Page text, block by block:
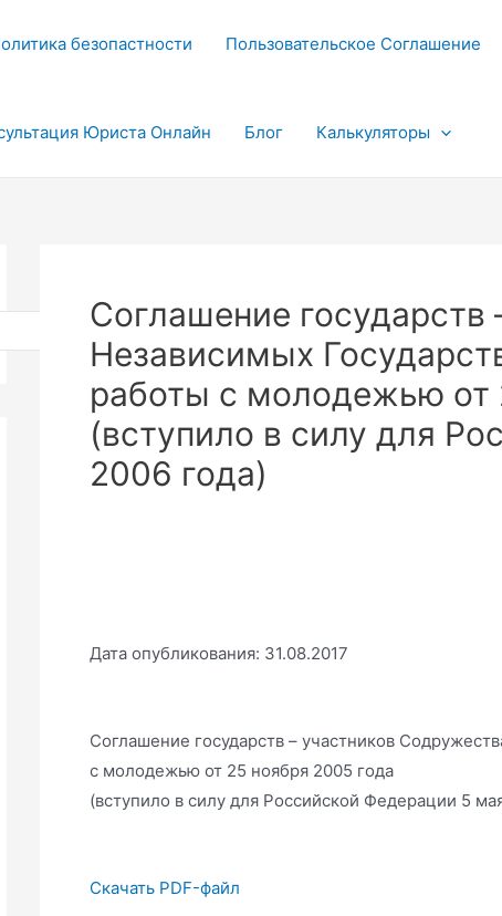
безопастности Пользовательское Соглашение
Юриста Онлайн Блог Калькуляторы
Поиск
Соглашение государств
Независимых
работы с молодежью от
(вступило в силу для
2006 года)
Дата опубликования: 31.08.2017
Соглашение государств – участников
с молодежью от 25 ноября 2005 года
(вступило в силу для Российской Федерации 5
Скачать PDF-файл